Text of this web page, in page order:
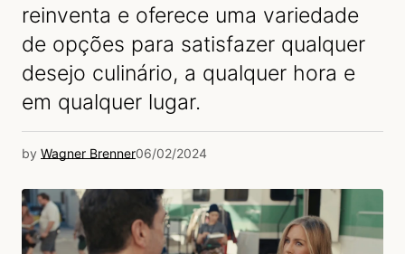
reinventa e oferece uma variedade
de opções para satisfazer qualquer
desejo culinário, a qualquer hora e
em qualquer lugar.
by Wagner Brenner06/02/2024